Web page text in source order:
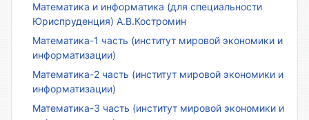
Математика и информатика (для специальности
Юриспруденция) А.В.Костромин
Математика-1 часть (институт мировой экономики и
информатизации)
Математика-2 часть (институт мировой экономики и
информатизации)
Математика-3 часть (институт мировой экономики и